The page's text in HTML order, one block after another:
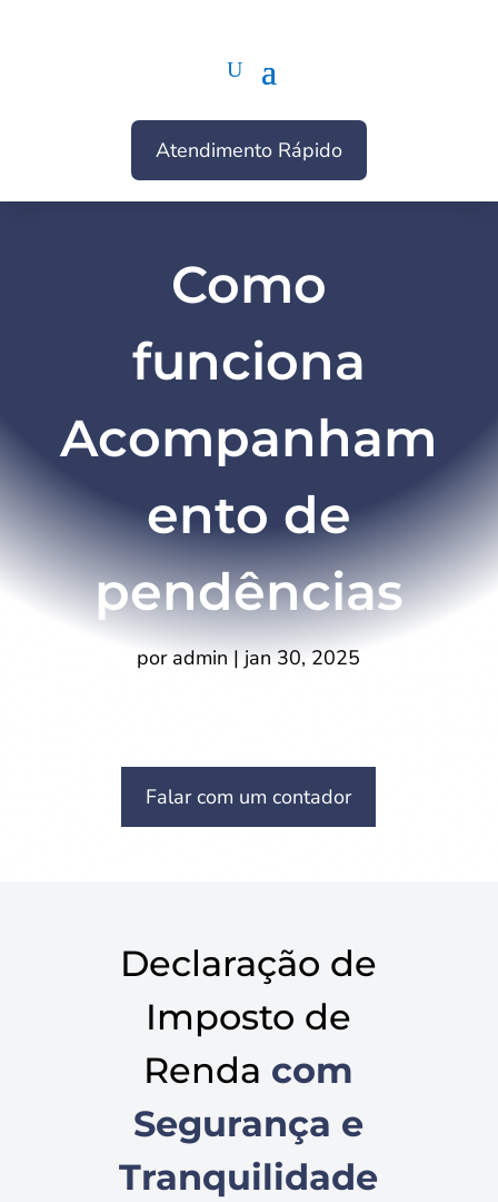
Atendimento Rápido
Como
funciona
Acompanham
ento de
pendências
por admin|jan 30, 2025
Falar com um contador
Declaração de
Imposto de
Renda com
Segurança e
Tranquilidade